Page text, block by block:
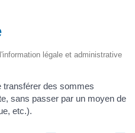
légale et administrative
transférer des sommes
sans passer par un moyen de
etc.).